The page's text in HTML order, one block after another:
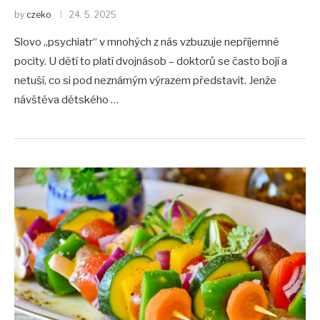
by czeko 24. 5. 2025
Slovo „psychiatr“ v mnohých z nás vzbuzuje nepříjemné
pocity. U dětí to platí dvojnásob – doktorů se často bojí a
netuší, co si pod neznámým výrazem představit. Jenže
návštěva dětského …